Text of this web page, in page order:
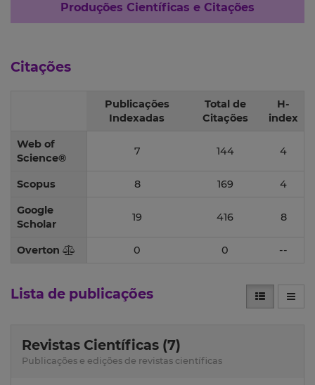
Produções Científicas e Citações
Citações
Publicações
Indexadas
Total de
Citações
H-
index
Web of
Science®
7 144 4
Scopus 8 169 4
Google
Scholar
19 416 8
Overton 0 0 --
Lista de publicações
Revistas Científicas (7)
Publicações e edições de revistas científicas